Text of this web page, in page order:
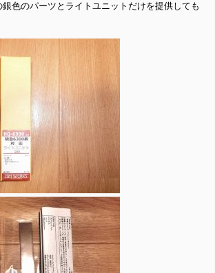
色のパーツとライトユニットだけを提供しても